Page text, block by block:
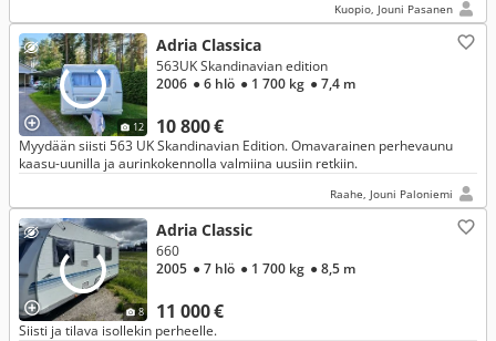
Kuopio, Jouni Pasanen
12
Adria Classica
10 800 €
563UK Skandinavian edition
2006 ● 6 hlö ● 1 700 kg ● 7,4 m
Myydään siisti 563 UK Skandinavian Edition. Omavarainen perhevaunu
kaasu-uunilla ja aurinkokennolla valmiina uusiin retkiin.
Raahe, Jouni Paloniemi
8
Adria Classic
11 000 €
660
2005 ● 7 hlö ● 1 700 kg ● 8,5 m
Siisti ja tilava isollekin perheelle.